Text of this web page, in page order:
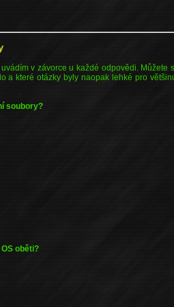
v závorce u každé odpovědi. Můžete
a které otázky byly naopak lehké pro
soubory?
oběti?